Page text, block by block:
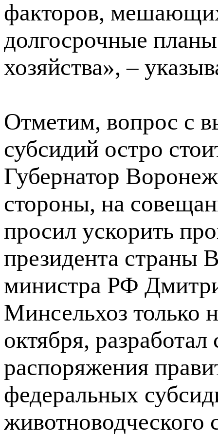
факторов,
долгосрочные
хозяйства», –
Отметим, вопрос с
субсидий остро
Губернатор
стороны, на
просил ускорить
президента страны
министра РФ
Минсельхоз только
октября,
распоряжения
федеральных
животноводческого